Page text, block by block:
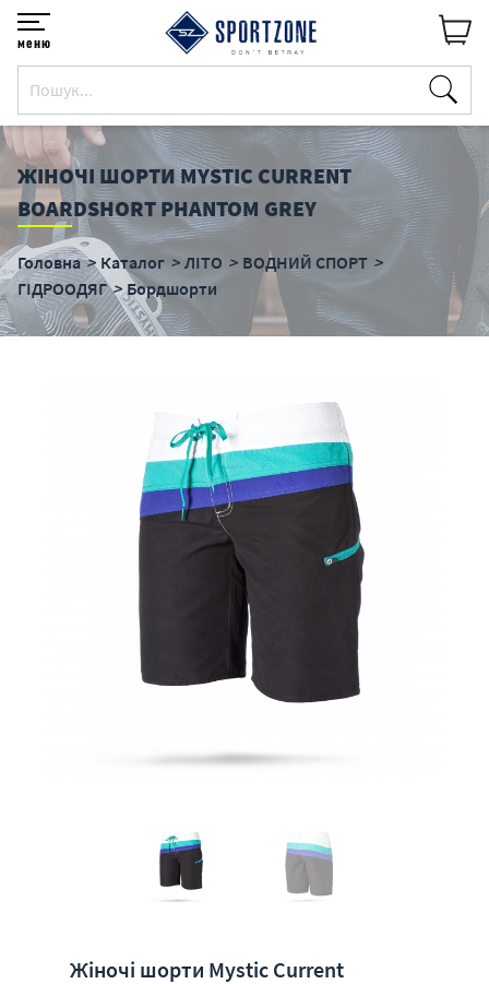
меню
ЖІНОЧІ ШОРТИ MYSTIC CURRENT
BOARDSHORT PHANTOM GREY
Головна Каталог ЛІТО
ВОДНИЙ СПОРТ
ГІДРООДЯГ
Бордшорти
Жіночі шорти Mystic Current